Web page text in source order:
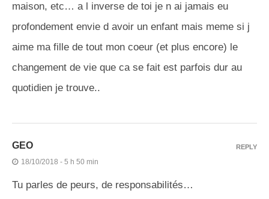
maison, etc… a l inverse de toi je n ai jamais eu
profondement envie d avoir un enfant mais meme si j
aime ma fille de tout mon coeur (et plus encore) le
changement de vie que ca se fait est parfois dur au
quotidien je trouve..
GEO
18/10/2018 - 5 h 50 min
Tu parles de peurs, de responsabilités…
REPLY